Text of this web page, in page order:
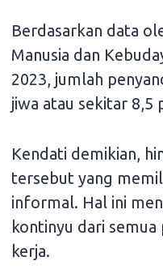
Berdasarkan data
Manusia dan
2023, jumlah
jiwa atau sekitar 8,5
Kendati demikian,
tersebut yang
informal. Hal ini
kontinyu dari
kerja.